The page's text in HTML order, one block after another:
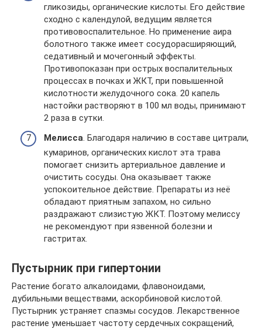
гликозиды, органические кислоты. Его действие
сходно с календулой, ведущим является
противовоспалительное. Но применение аира
болотного также имеет сосудорасширяющий,
седативный и мочегонный эффекты.
Противопоказан при острых воспалительных
процессах в почках и ЖКТ, при повышенной
кислотности желудочного сока. 20 капель
настойки растворяют в 100 мл воды, принимают
2 раза в сутки.
Мелисса . Благодаря наличию в составе цитрали,
кумаринов, органических кислот эта трава
помогает снизить артериальное давление и
очистить сосуды. Она оказывает также
успокоительное действие. Препараты из неё
обладают приятным запахом, но сильно
раздражают слизистую ЖКТ. Поэтому мелиссу
не рекомендуют при язвенной болезни и
гастритах.
Пустырник при гипертонии
Растение богато алкалоидами, флавоноидами,
дубильными веществами, аскорбиновой кислотой.
Пустырник устраняет спазмы сосудов. Лекарственное
растение уменьшает частоту сердечных сокращений,